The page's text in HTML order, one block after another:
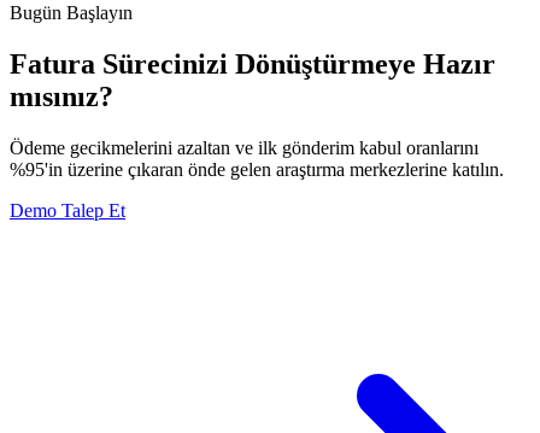
Bugün Başlayın
Fatura Sürecinizi Dönüştürmeye Hazır
mısınız?
Ödeme gecikmelerini azaltan ve ilk gönderim kabul oranlarını
%95'in üzerine çıkaran önde gelen araştırma merkezlerine katılın.
Demo Talep Et